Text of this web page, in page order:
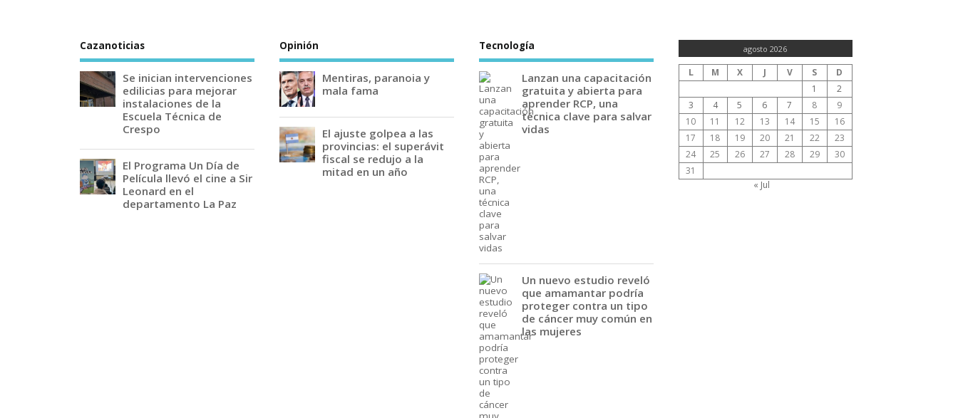
Cazanoticias
Se inician intervenciones
edilicias para mejorar
instalaciones de la
Escuela Técnica de
Crespo
El Programa Un Día de
Película llevó el cine a Sir
Leonard en el
departamento La Paz
Opinión
Mentiras, paranoia y
mala fama
El ajuste golpea a las
provincias: el superávit
fiscal se redujo a la
mitad en un año
Tecnología
Lanzan una capacitación
gratuita y abierta para
aprender RCP, una
técnica clave para salvar
vidas
Un nuevo estudio reveló
que amamantar podría
proteger contra un tipo
de cáncer muy común en
las mujeres
agosto 2026
L M X J V S
D
1
2
3
4 5 6 7 8
9
10
11 12 13 14 15
16
17
18 19 20 21 22
23
24
25 26 27 28 29
30
31
« Jul